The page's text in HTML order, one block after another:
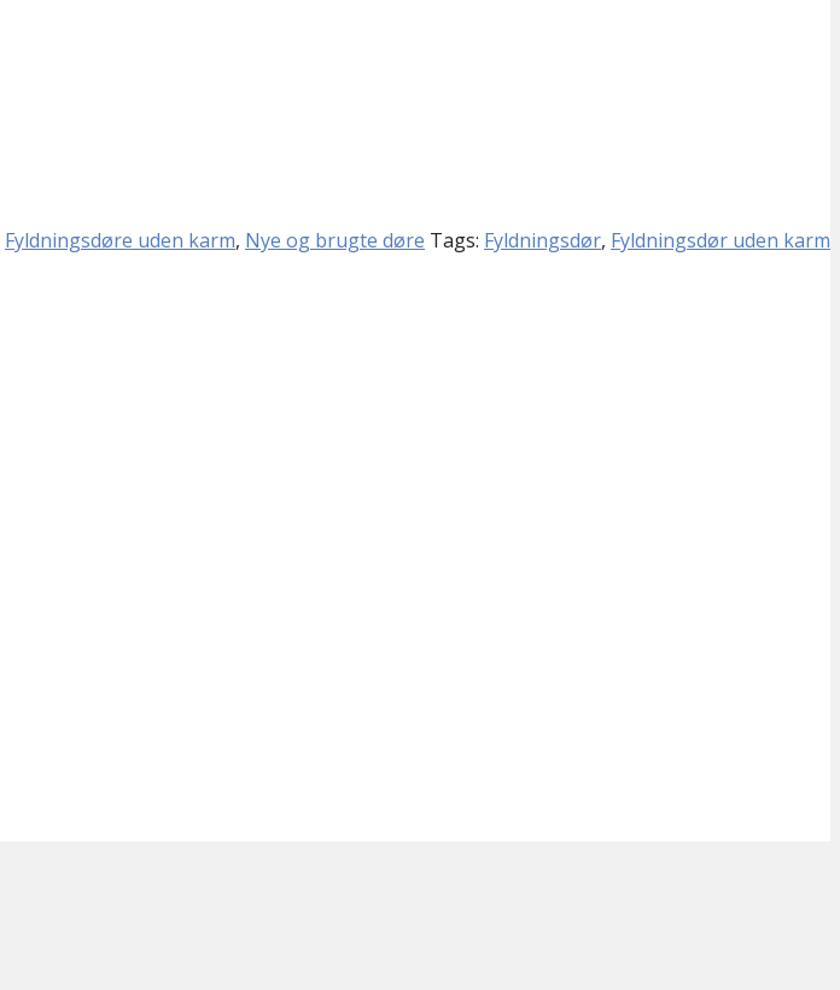
Fyldningsdøre uden karm, Nye og brugte døre Tags: Fyldningsdør, Fyldningsdør uden karm